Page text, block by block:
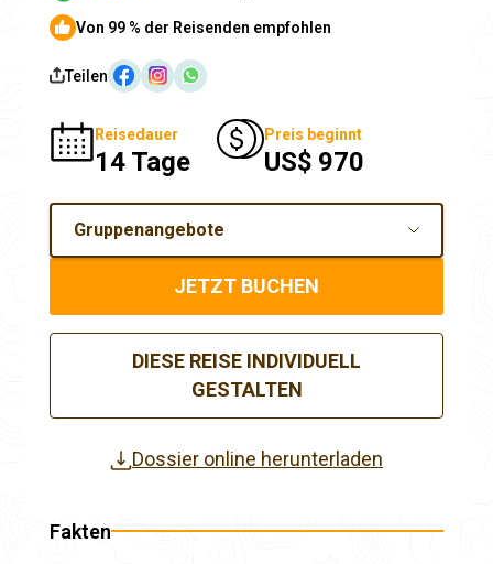
Von 99 % der Reisenden empfohlen
Teilen
Reisedauer
14 Tage
Preis beginnt
US$ 970
Gruppenangebote
JETZT BUCHEN
DIESE REISE INDIVIDUELL
GESTALTEN
Dossier online herunterladen
Fakten